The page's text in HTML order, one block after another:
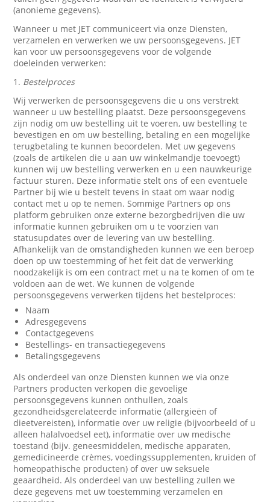
(anonieme gegevens).
Wanneer u met JET communiceert via onze Diensten,
verzamelen en verwerken we uw persoonsgegevens. JET
kan voor uw persoonsgegevens voor de volgende
doeleinden verwerken:
1. Bestelproces
Wij verwerken de persoonsgegevens die u ons verstrekt
wanneer u uw bestelling plaatst. Deze persoonsgegevens
zijn nodig om uw bestelling uit te voeren, uw bestelling te
bevestigen en om uw bestelling, betaling en een mogelijke
terugbetaling te kunnen beoordelen. Met uw gegevens
(zoals de artikelen die u aan uw winkelmandje toevoegt)
kunnen wij uw bestelling verwerken en u een nauwkeurige
factuur sturen. Deze informatie stelt ons of een eventuele
Partner bij wie u bestelt tevens in staat om waar nodig
contact met u op te nemen. Sommige Partners op ons
platform gebruiken onze externe bezorgbedrijven die uw
informatie kunnen gebruiken om u te voorzien van
statusupdates over de levering van uw bestelling.
Afhankelijk van de omstandigheden kunnen we een beroep
doen op uw toestemming of het feit dat de verwerking
noodzakelijk is om een contract met u na te komen of om te
voldoen aan de wet. We kunnen de volgende
persoonsgegevens verwerken tijdens het bestelproces:
Naam
Adresgegevens
Contactgegevens
Bestellings- en transactiegegevens
Betalingsgegevens
Als onderdeel van onze Diensten kunnen we via onze
Partners producten verkopen die gevoelige
persoonsgegevens kunnen onthullen, zoals
gezondheidsgerelateerde informatie (allergieën of
dieetvereisten), informatie over uw religie (bijvoorbeeld of u
alleen halalvoedsel eet), informatie over uw medische
toestand (bijv. geneesmiddelen, medische apparaten,
gemedicineerde crèmes, voedingssupplementen, kruiden of
homeopathische producten) of over uw seksuele
geaardheid. Als onderdeel van uw bestelling zullen we
deze gegevens met uw toestemming verzamelen en